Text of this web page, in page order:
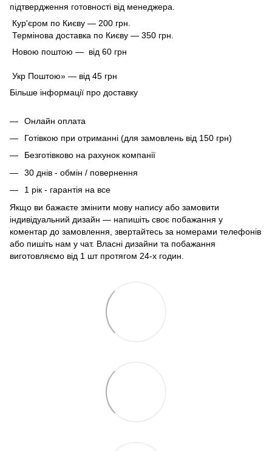
підтвердження готовності від менеджера.
Кур'єром по Києву — 200 грн.
Термінова доставка по Києву — 350 грн.
Новою поштою — від 60 грн
Укр Поштою» — від 45 грн
Більше інформації про доставку
Онлайн оплата
Готівкою при отриманні (для замовлень від 150 грн)
Безготівково на рахунок компанії
30 днів - обмін / повернення
1 рік - гарантія на все
Якщо ви бажаєте змінити мову напису або замовити
індивідуальний дизайн — напишіть своє побажання у
коментар до замовлення, звертайтесь за номерами телефонів
або пишіть нам у чат. Власні дизайни та побажання
виготовляємо від 1 шт протягом 24-х годин.